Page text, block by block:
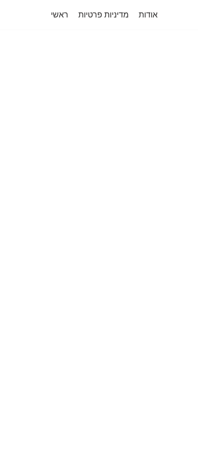
אודות מדיניות פרטיות ראשי